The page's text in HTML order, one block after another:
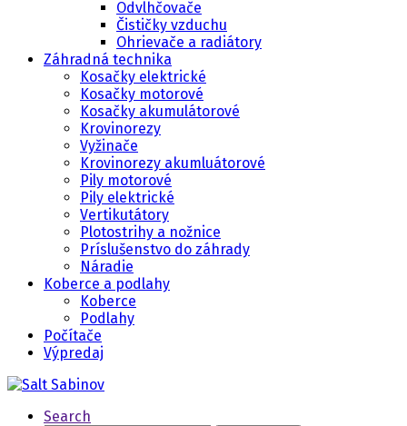
Odvlhčovače
Čističky vzduchu
Ohrievače a radiátory
Záhradná technika
Kosačky elektrické
Kosačky motorové
Kosačky akumulátorové
Krovinorezy
Vyžinače
Krovinorezy akumluátorové
Pily motorové
Pily elektrické
Vertikutátory
Plotostrihy a nožnice
Príslušenstvo do záhrady
Náradie
Koberce a podlahy
Koberce
Podlahy
Počítače
Výpredaj
Search